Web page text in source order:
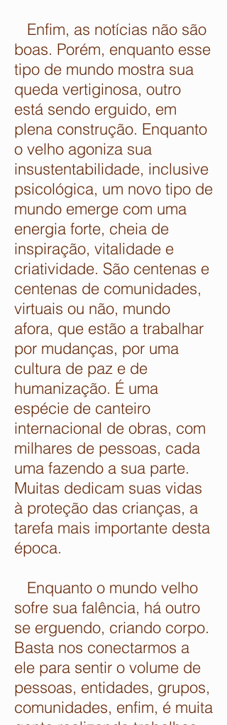
Enfim, as notícias não são
boas. Porém, enquanto esse
tipo de mundo mostra sua
queda vertiginosa, outro
está sendo erguido, em
plena construção. Enquanto
o velho agoniza sua
insustentabilidade, inclusive
psicológica, um novo tipo de
mundo emerge com uma
energia forte, cheia de
inspiração, vitalidade e
criatividade. São centenas e
centenas de comunidades,
virtuais ou não, mundo
afora, que estão a trabalhar
por mudanças, por uma
cultura de paz e de
humanização. É uma
espécie de canteiro
internacional de obras, com
milhares de pessoas, cada
uma fazendo a sua parte.
Muitas dedicam suas vidas
à proteção das crianças, a
tarefa mais importante desta
época.
Enquanto o mundo velho
sofre sua falência, há outro
se erguendo, criando corpo.
Basta nos conectarmos a
ele para sentir o volume de
pessoas, entidades, grupos,
comunidades, enfim, é muita